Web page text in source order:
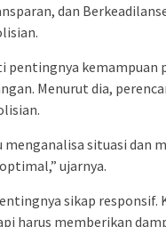
dan
kemampuan
Menurut dia,
situasi dan
ujarnya.
sikap responsif.
harus memberikan